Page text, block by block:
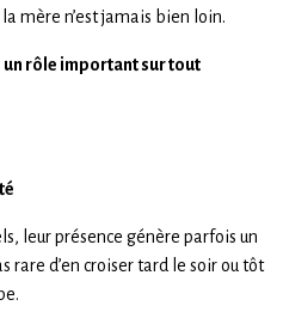
mère n’est jamais bien loin.
rôle important sur tout
leur présence génère parfois un
rare d’en croiser tard le soir ou tôt